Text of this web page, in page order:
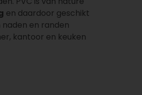
en daardoor geschikt
en randen
kantoor en keuken